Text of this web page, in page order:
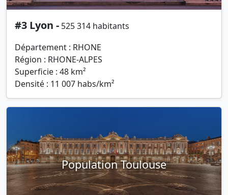
#3 Lyon - 525 314 habitants
Département : RHONE
Région : RHONE-ALPES
Superficie : 48 km²
Densité : 11 007 habs/km²
Population Toulouse